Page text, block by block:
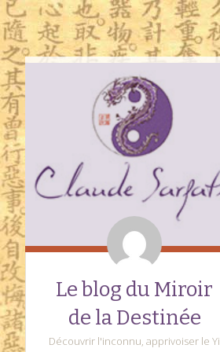
Le blog du Miroir
de la Destinée
Découvrir l'inconnu, apprivoiser le Yi